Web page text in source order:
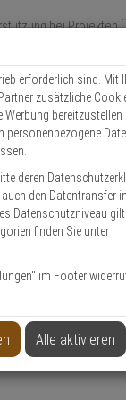
Über
Schneller
Service nutzen!
erforderlich sind. Mit
zusätzliche
bereitzustellen
personenbezogene
deren
den Datentransfer
Datenschutzniveau gilt.
finden Sie unter
im Footer
Alle aktivieren